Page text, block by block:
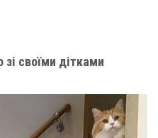
своїми дітками